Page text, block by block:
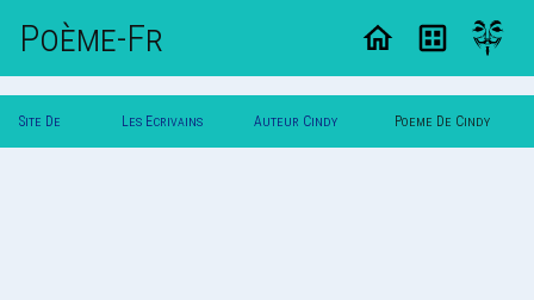
Poème-Fr
Site De Les Ecrivains Auteur Cindy Poeme De Cindy